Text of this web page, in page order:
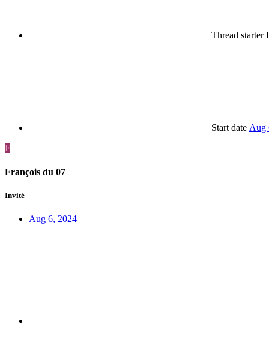
Thread starter
Start date Aug
F
François du 07
Invité
Aug 6, 2024